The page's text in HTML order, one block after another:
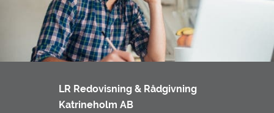
LR Redovisning & Rådgivning
Katrineholm AB